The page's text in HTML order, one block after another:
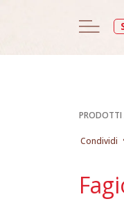
PRODOTTI
Condividi